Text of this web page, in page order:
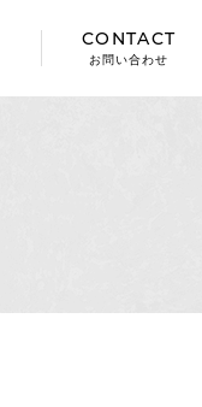
CONTACT
お問い合わせ